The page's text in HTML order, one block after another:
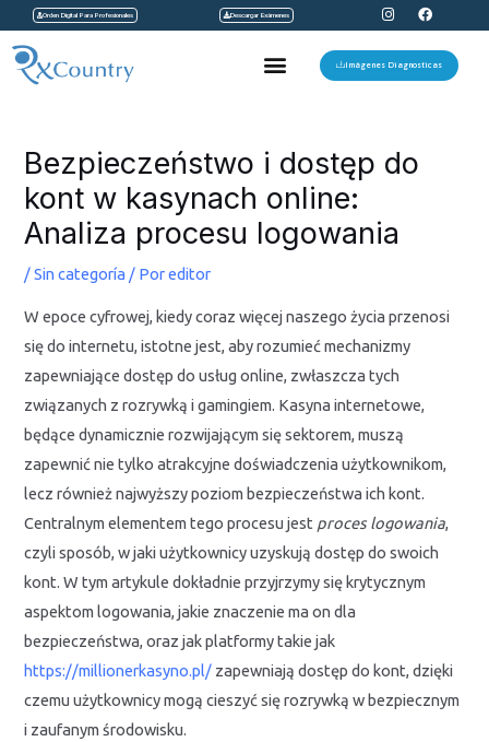
contenido
Orden Digital Para Profesionales Descargar Exámenes
I
n
s
t
a
F
a
c
e
b
Menu Imágenes Diagnosticas
Bezpieczeństwo i dostęp do
kont w kasynach online:
Analiza procesu logowania
/Sin categoría / Poreditor
W epoce cyfrowej, kiedy coraz więcej naszego życia przenosi
się do internetu, istotne jest, aby rozumieć mechanizmy
zapewniające dostęp do usług online, zwłaszcza tych
związanych z rozrywką i gamingiem. Kasyna internetowe,
będące dynamicznie rozwijającym się sektorem, muszą
zapewnić nie tylko atrakcyjne doświadczenia użytkownikom,
lecz również najwyższy poziom bezpieczeństwa ich kont.
Centralnym elementem tego procesu jest proces logowania,
czyli sposób, w jaki użytkownicy uzyskują dostęp do swoich
kont. W tym artykule dokładnie przyjrzymy się krytycznym
aspektom logowania, jakie znaczenie ma on dla
bezpieczeństwa, oraz jak platformy takie jak
https://millionerkasyno.pl/ zapewniają dostęp do kont, dzięki
czemu użytkownicy mogą cieszyć się rozrywką w bezpiecznym
i zaufanym środowisku.
entradas